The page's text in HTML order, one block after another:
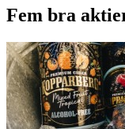
Fem bra